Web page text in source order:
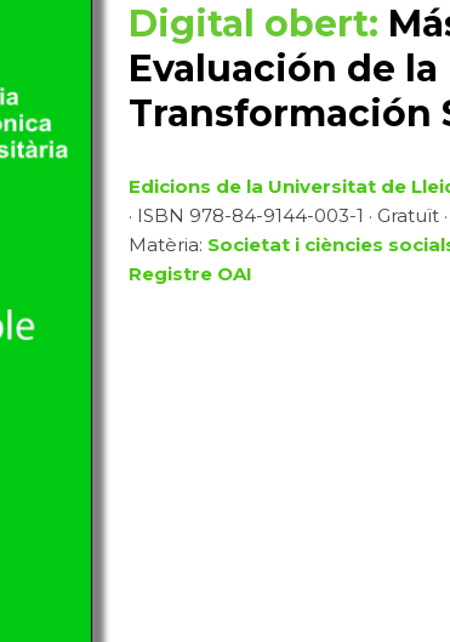
Digital obert:
Evaluación de
Transformación
Edicions de la Universitat de
· ISBN 978-84-9144-003-1 · Gratuït
Matèria: Societat i ciències
Registre OAI